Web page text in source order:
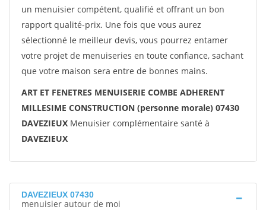
un menuisier compétent, qualifié et offrant un bon
rapport qualité-prix. Une fois que vous aurez
sélectionné le meilleur devis, vous pourrez entamer
votre projet de menuiseries en toute confiance, sachant
que votre maison sera entre de bonnes mains.
ART ET FENETRES MENUISERIE COMBE ADHERENT
MILLESIME CONSTRUCTION (personne morale) 07430
DAVEZIEUX Menuisier complémentaire santé à
DAVEZIEUX
DAVEZIEUX 07430
menuisier autour de moi